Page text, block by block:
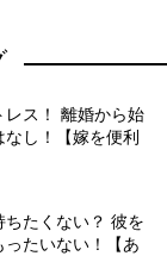
レス！ 離婚から始
し！【嫁を便利
たくない？ 彼を
たいない！【あ